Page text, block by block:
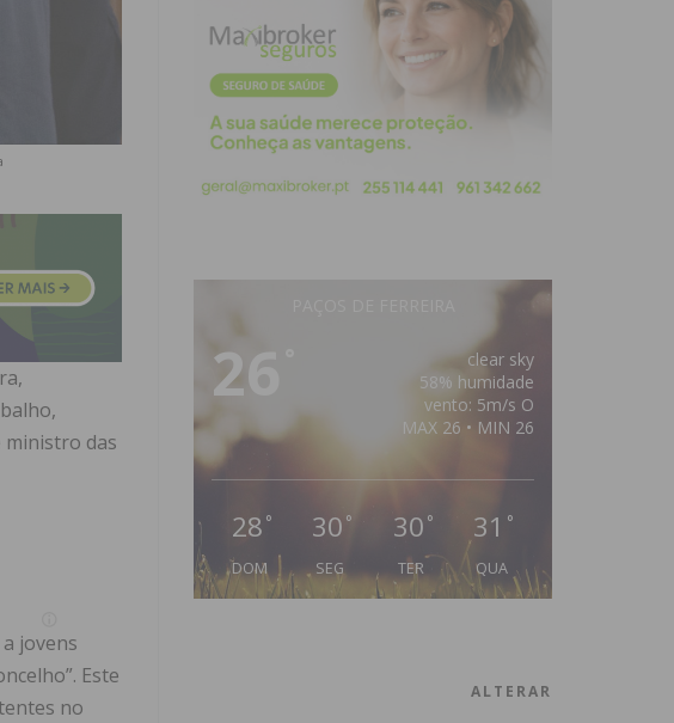
ministro das
jovens
Este
no
26
clear sky
58% humidade
vento: 5m/s O
MAX 26 • MIN 26
28 °
DOM
30 °
SEG
30 °
TER
31 °
QUA
ALTERAR